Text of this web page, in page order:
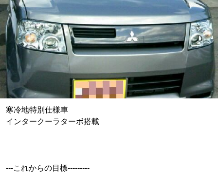
寒冷地特別仕様車
インタークーラターボ搭載
---これからの目標---------